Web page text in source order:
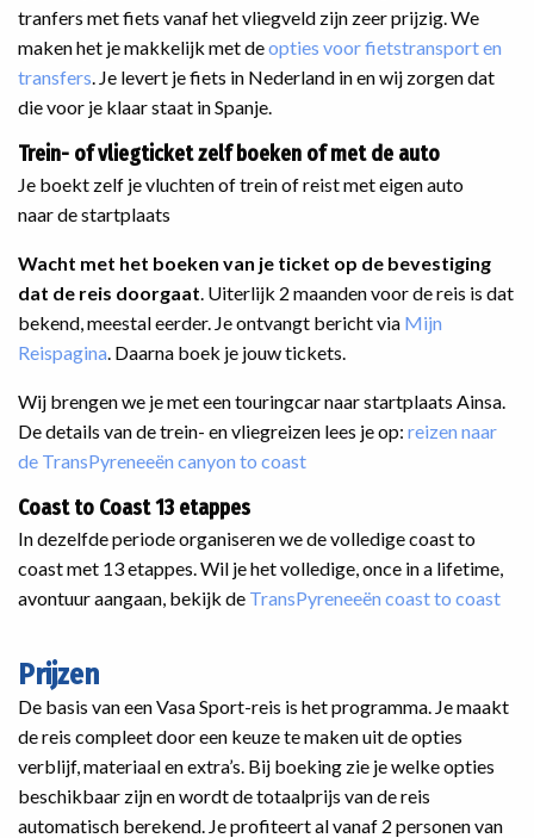
tranfers met fiets vanaf het vliegveld zijn zeer prijzig. We
maken het je makkelijk met deopties voor fietstransport en
transfers . Je levert je fiets in Nederland in en wij zorgen dat
die voor je klaar staat in Spanje.
Trein- of vliegticket zelf boeken of met de auto
Je boekt zelf je vluchten of trein of reist met eigen auto
naar de startplaats
Wacht met het boeken van je ticket op de bevestiging
dat de reis doorgaat . Uiterlijk 2 maanden voor de reis is dat
bekend, meestal eerder. Je ontvangt bericht via Mijn
Reispagina . Daarna boek je jouw tickets.
Wij brengen we je met een touringcar naar startplaats Ainsa.
De details van de trein- en vliegreizen lees je op: reizen naar
de TransPyreneeën canyon to coast
Coast to Coast 13 etappes
In dezelfde periode organiseren we de volledige coast to
coast met 13 etappes. Wil je het volledige, once in a lifetime,
avontuur aangaan, bekijk de TransPyreneeën coast to coast
Prijzen
De basis van een Vasa Sport-reis is het programma. Je maakt
de reis compleet door een keuze te maken uit de opties
verblijf, materiaal en extra’s. Bij boeking zie je welke opties
beschikbaar zijn en wordt de totaalprijs van de reis
automatisch berekend. Je profiteert al vanaf 2 personen van